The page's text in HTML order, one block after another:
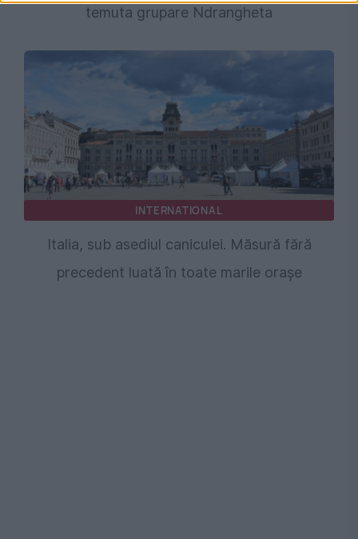
temuta grupare Ndrangheta
INTERNATIONAL
Italia, sub asediul caniculei. Măsură fără
precedent luată în toate marile orașe